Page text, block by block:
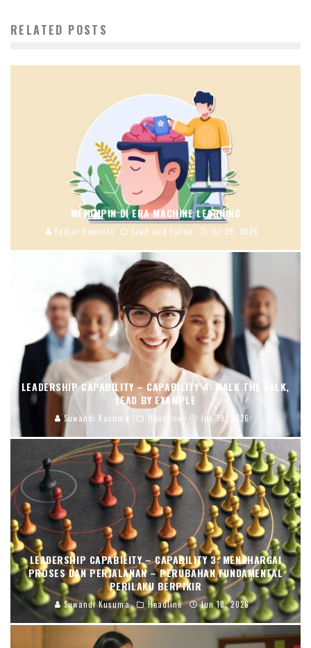
RELATED POSTS
MEMIMPIN DI ERA MACHINE LEARNING
Fadjar Dewanto Lead and Follow Jul 20, 2026
LEADERSHIP CAPABILITY – CAPABILITY 4: WALK THE TALK,
LEAD BY EXAMPLE
Suwandi Kusuma Headline Jun 19, 2026
LEADERSHIP CAPABILITY – CAPABILITY 3: MENGHARGAI
PROSES DAN PERJALANAN – PERUBAHAN FUNDAMENTAL
PERILAKU BERPIKIR
Suwandi Kusuma Headline Jun 18, 2026